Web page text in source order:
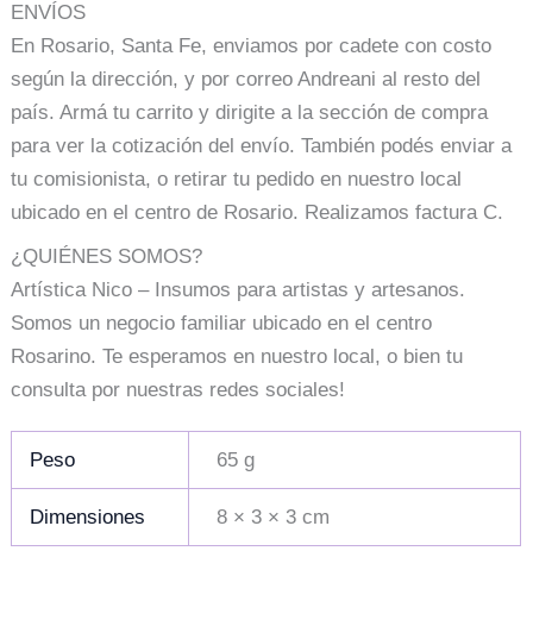
ENVÍOS
En Rosario, Santa Fe, enviamos por cadete con costo
según la dirección, y por correo Andreani al resto del
país. Armá tu carrito y dirigite a la sección de compra
para ver la cotización del envío. También podés enviar a
tu comisionista, o retirar tu pedido en nuestro local
ubicado en el centro de Rosario. Realizamos factura C.
¿QUIÉNES SOMOS?
Artística Nico – Insumos para artistas y artesanos.
Somos un negocio familiar ubicado en el centro
Rosarino. Te esperamos en nuestro local, o bien tu
consulta por nuestras redes sociales!
Peso 65 g
Dimensiones 8 × 3 × 3 cm